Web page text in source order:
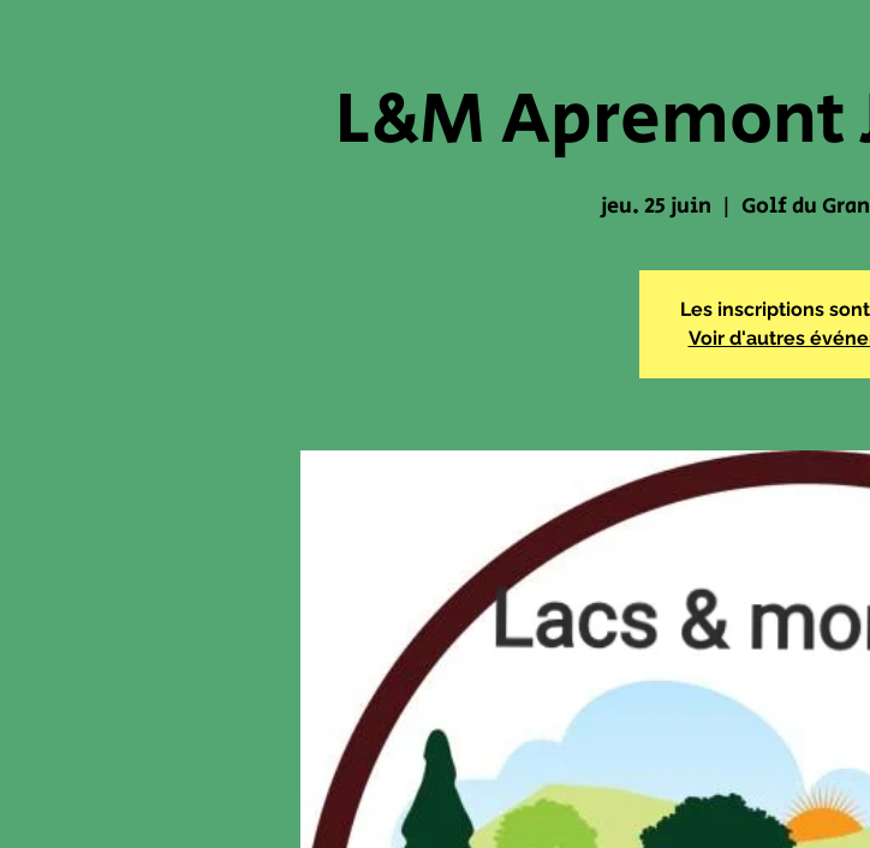
L&M Apremont
jeu. 25 juin
  |
Golf du
Les inscriptions
Voir d'autres